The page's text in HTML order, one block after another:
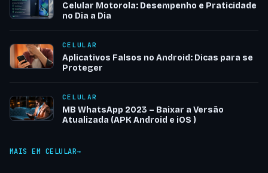
Celular Motorola: Desempenho e Praticidade
no Dia a Dia
CELULAR
Aplicativos Falsos no Android: Dicas para se
Proteger
CELULAR
MB WhatsApp 2023 – Baixar a Versão
Atualizada (APK Android e iOS )
MAIS EM CELULAR